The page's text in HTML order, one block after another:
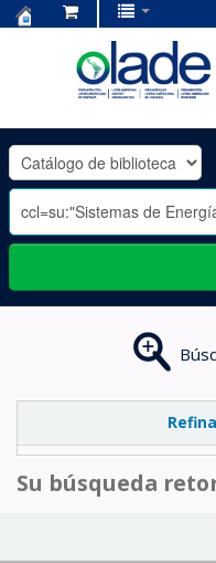
OLADE
-
Su búsqueda